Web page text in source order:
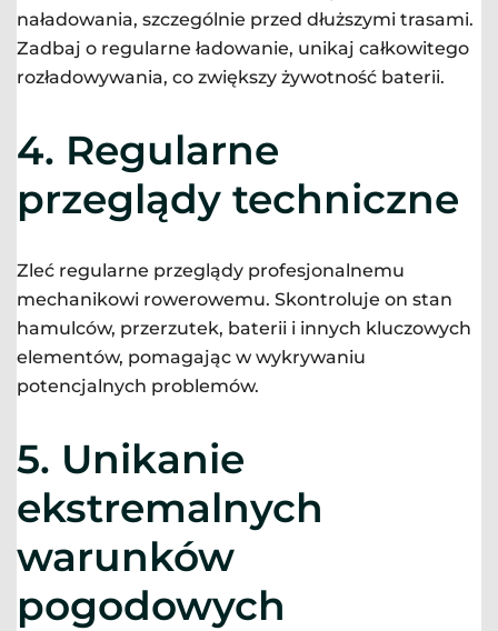
naładowania, szczególnie przed dłuższymi trasami.
Zadbaj o regularne ładowanie, unikaj całkowitego
rozładowywania, co zwiększy żywotność baterii.
4. Regularne
przeglądy techniczne
Zleć regularne przeglądy profesjonalnemu
mechanikowi rowerowemu. Skontroluje on stan
hamulców, przerzutek, baterii i innych kluczowych
elementów, pomagając w wykrywaniu
potencjalnych problemów.
5. Unikanie
ekstremalnych
warunków
pogodowych